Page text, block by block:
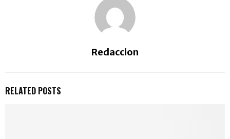
Redaccion
RELATED POSTS